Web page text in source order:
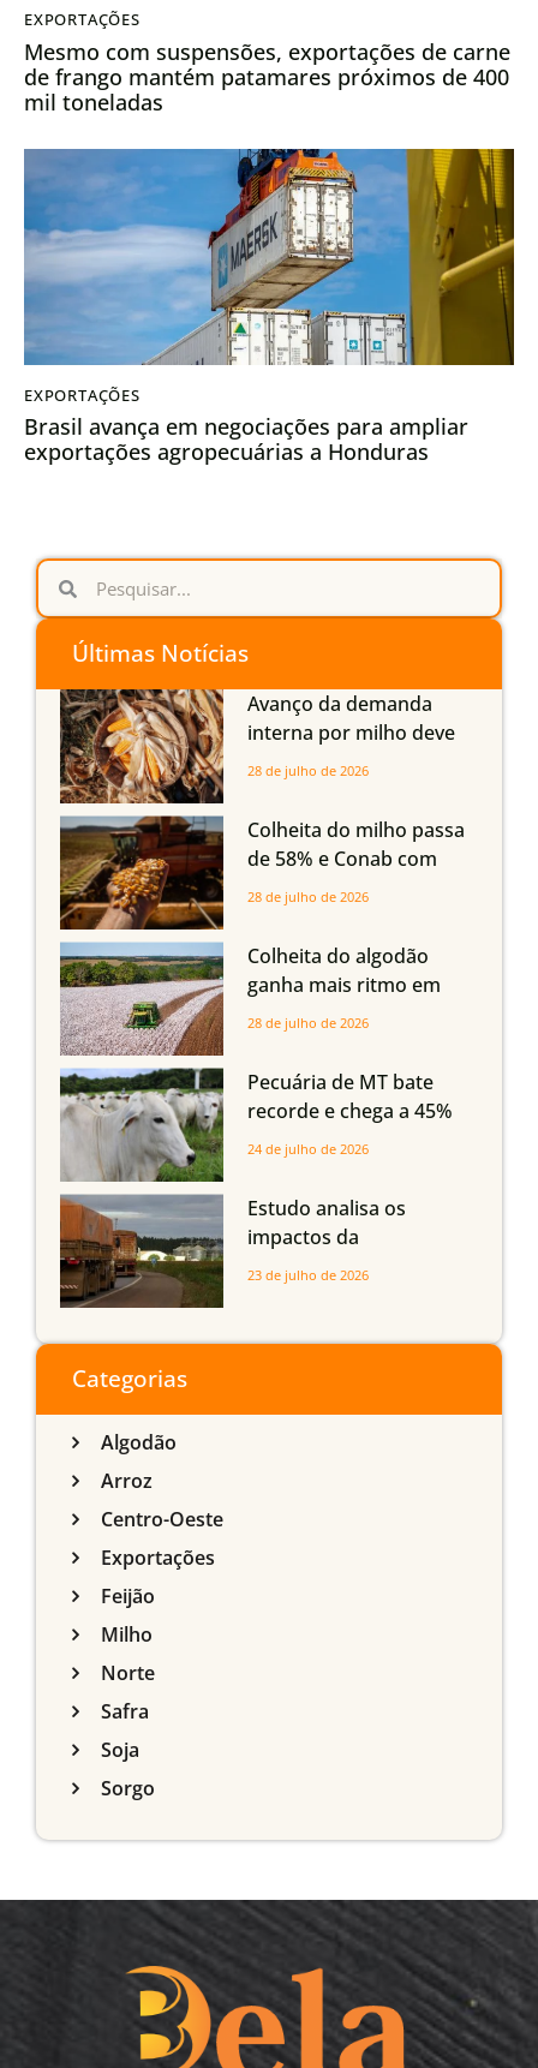
EXPORTAÇÕES
Mesmo com suspensões, exportações de carne
de frango mantém patamares próximos de 400
mil toneladas
EXPORTAÇÕES
Brasil avança em negociações para ampliar
exportações agropecuárias a Honduras
Últimas Notícias
Avanço da demanda
interna por milho deve
compensar aumento da
em Mato Grosso, aponta
Imea
28 de julho de 2026
Colheita do milho passa
de 58% e Conab com
boas produtividades em
quedas em Tocantins,
Maranhão e Piauí
28 de julho de 2026
Colheita do algodão
ganha mais ritmo em
Mato Grosso, Mato
Maranhão
28 de julho de 2026
Pecuária de MT bate
recorde e chega a 45%
dos bovinos abatidos
24 de julho de 2026
Estudo analisa os
impactos da
infraestrutura logística
do Sul
23 de julho de 2026
Categorias
Algodão
Arroz
Centro-Oeste
Exportações
Feijão
Milho
Norte
Safra
Soja
Sorgo